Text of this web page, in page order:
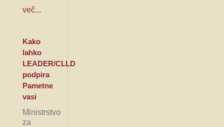
več...
Kako
lahko
LEADER/CLLD
podpira
Pametne
vasi
Ministrstvo
za